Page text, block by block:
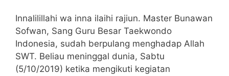
Innalilillahi wa inna ilaihi rajiun. Master Bunawan
Sofwan, Sang Guru Besar Taekwondo
Indonesia, sudah berpulang menghadap Allah
SWT. Beliau meninggal dunia, Sabtu
(5/10/2019) ketika mengikuti kegiatan